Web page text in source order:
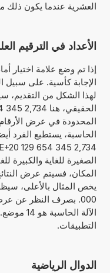
العشرية عندما يكون ذلك
الأعداد في الترقيم
إذا تم وضع علامة اختيار
الإجابة كأسية. على سبيل المثال, 2,734
المحدودة في عرض
الحاسبة، يستطيع الفرد
الصغيرة للغاية والكبيرة
المكان، فسيتم عرض
000. بصرف النظر عن
الآلة
التطبيقات.
الدوال الرياضية